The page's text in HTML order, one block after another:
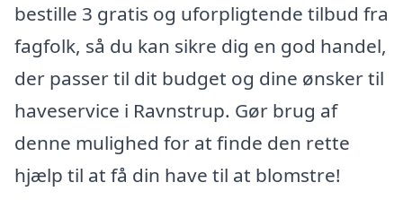
bestille 3 gratis og uforpligtende tilbud fra
fagfolk, så du kan sikre dig en god handel,
der passer til dit budget og dine ønsker til
haveservice i Ravnstrup. Gør brug af
denne mulighed for at finde den rette
hjælp til at få din have til at blomstre!